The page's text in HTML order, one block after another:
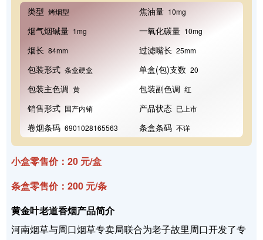
类型 烤烟型 焦油量 10mg
烟气烟碱量 1mg 一氧化碳量 10mg
烟长 84mm 过滤嘴长 25mm
包装形式 条盒硬盒 单盒(包)支数 20
包装主色调 黄 包装副色调 红
销售形式 国产内销 产品状态 已上市
卷烟条码 6901028165563 条盒条码 不详
小盒零售价：20 元/盒
条盒零售价：200 元/条
黄金叶老道香烟产品简介
河南烟草与周口烟草专卖局联合为老子故里周口开发了专